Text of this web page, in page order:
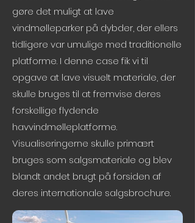
gøre det muligt at lave
vindmølleparker på dybder, der ellers
tidligere var umulige med traditionelle
platforme. I denne case fik vi til
opgave at lave visuelt materiale, der
skulle bruges til at fremvise deres
forskellige flydende
havvindmølleplatforme.
Visualiseringerne skulle primært
bruges som salgsmateriale og blev
blandt andet brugt på forsiden af
deres internationale salgsbrochure.